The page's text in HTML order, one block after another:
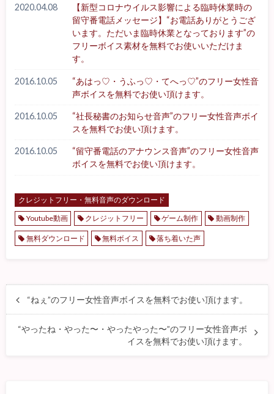
2020.04.08
【新型コロナウイルス影響による臨時休業時の
留守番電話メッセージ】“お電話ありがとうござ
います。ただいま臨時休業となっております”の
フリーボイス素材を無料でお使いいただけま
す。
2016.10.05
“あはっ♡・うふっ♡・てへっ♡”のフリー女性音
声ボイスを無料でお使い頂けます。
2016.10.05
“社長秘書のお知らせ音声”のフリー女性音声ボイ
スを無料でお使い頂けます。
2016.10.05
“留守番電話のアナウンス音声”のフリー女性音声
ボイスを無料でお使い頂けます。
クレジットフリー・無料音声のダウンロード
Youtube動画
クレジットフリー ゲーム制作 動画制作
無料ダウンロード 無料ボイス 落ち着いた声
“ねぇ”のフリー女性音声ボイスを無料でお使い頂けます。
“やったね・やった〜・やったやった〜”のフリー女性音声ボ
イスを無料でお使い頂けます。